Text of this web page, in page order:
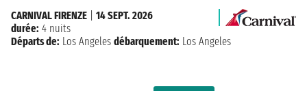
CARNIVAL FIRENZE
14 SEPT. 2026
durée: 4 nuits
Départs de: Los Angeles débarquement: Los Angeles